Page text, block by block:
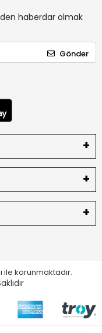
haberdar olmak
Gönder
ile korunmaktadır.